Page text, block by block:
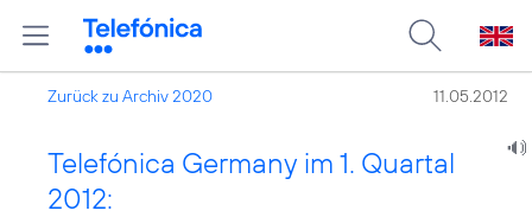
Zurück zu Archiv 2020 11.05.2012
Telefónica Germany im 1. Quartal
2012: